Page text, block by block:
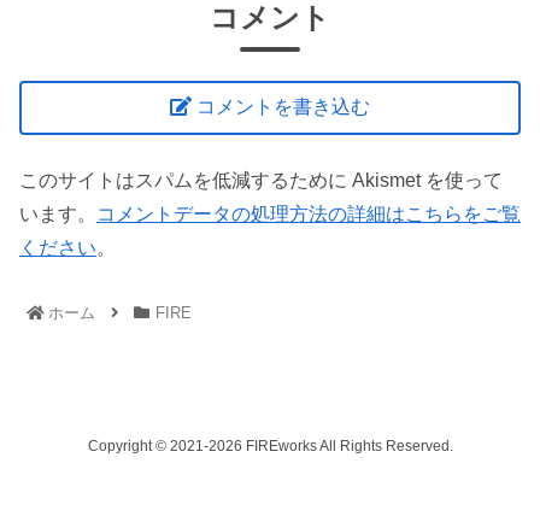
コメント
コメントを書き込む
このサイトはスパムを低減するために Akismet を使って
います。
コメントデータの処理方法の詳細はこちらをご覧
ください。
ホーム FIRE
Copyright © 2021-2026 FIREworks All Rights Reserved.